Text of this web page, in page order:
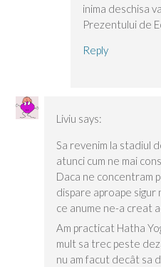
inima deschisa
Prezentului de
Reply
Liviu says:
Sa revenim la stadiul
atunci cum ne mai
Daca ne concentram
dispare aproape
ce anume ne-a creat
Am practicat Hatha
mult sa trec peste
nu am facut decât sa